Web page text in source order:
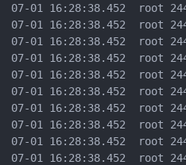
07-01 16:28:38.452  root
07-01 16:28:38.452  root
07-01 16:28:38.452  root
07-01 16:28:38.452  root
07-01 16:28:38.452  root
07-01 16:28:38.452  root
07-01 16:28:38.452  root
07-01 16:28:38.452  root
07-01 16:28:38.452  root
07-01 16:28:38.452  root